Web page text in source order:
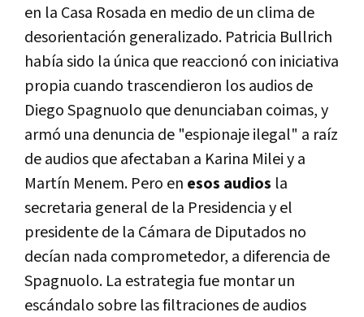
en la Casa Rosada en medio de un clima de
desorientación generalizado. Patricia Bullrich
había sido la única que reaccionó con iniciativa
propia cuando trascendieron los audios de
Diego Spagnuolo que denunciaban coimas, y
armó una denuncia de "espionaje ilegal" a raíz
de audios que afectaban a Karina Milei y a
Martín Menem. Pero en esos audios la
secretaria general de la Presidencia y el
presidente de la Cámara de Diputados no
decían nada comprometedor, a diferencia de
Spagnuolo. La estrategia fue montar un
escándalo sobre las filtraciones de audios